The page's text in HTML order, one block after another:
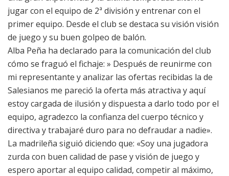
jugar con el equipo de 2ª división y entrenar con el
primer equipo. Desde el club se destaca su visión visión
de juego y su buen golpeo de balón.
Alba Peña ha declarado para la comunicación del club
cómo se fraguó el fichaje: » Después de reunirme con
mi representante y analizar las ofertas recibidas la de
Salesianos me pareció la oferta más atractiva y aquí
estoy cargada de ilusión y dispuesta a darlo todo por el
equipo, agradezco la confianza del cuerpo técnico y
directiva y trabajaré duro para no defraudar a nadie».
La madrileña siguió diciendo que: «Soy una jugadora
zurda con buen calidad de pase y visión de juego y
espero aportar al equipo calidad, competir al máximo,